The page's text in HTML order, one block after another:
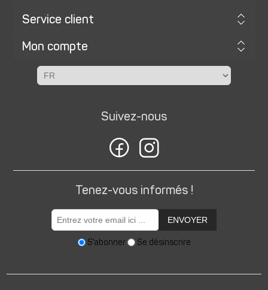
Service client
Mon compte
Suivez-nous
Tenez-vous informés !
ENVOYER
S'abonner Se désinscrire